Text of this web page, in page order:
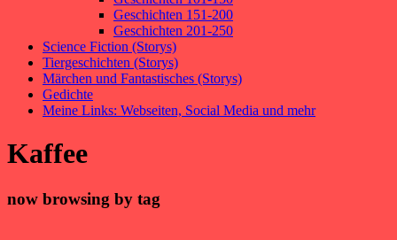
Geschichten 151-200
Geschichten 201-250
Science Fiction (Storys)
Tiergeschichten (Storys)
Märchen und Fantastisches (Storys)
Gedichte
Meine Links: Webseiten, Social Media und mehr
Kaffee
now browsing by tag